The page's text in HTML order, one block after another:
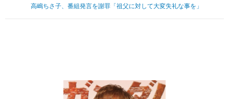
ショッピング その他
高嶋ちさ子、番組発言を謝罪「祖父に対して大変失礼な事を」